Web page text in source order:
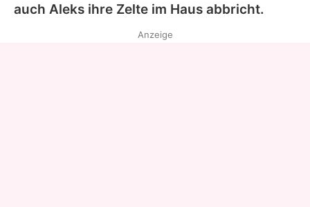
auch Aleks ihre Zelte im Haus abbricht.
Anzeige